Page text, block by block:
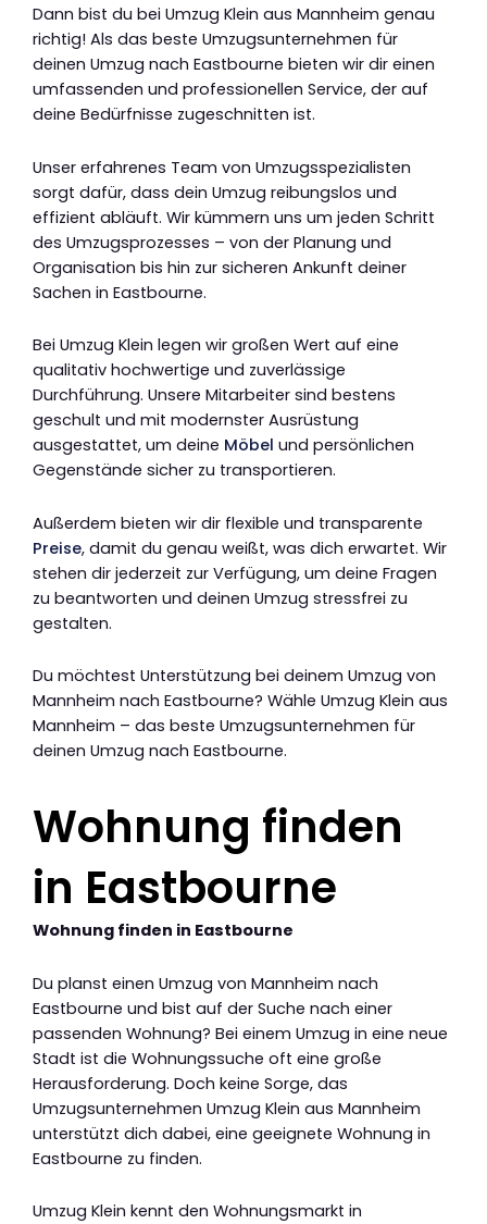
Dann bist du bei Umzug Klein aus Mannheim genau
richtig! Als das beste Umzugsunternehmen für
deinen Umzug nach Eastbourne bieten wir dir einen
umfassenden und professionellen Service, der auf
deine Bedürfnisse zugeschnitten ist.
Unser erfahrenes Team von Umzugsspezialisten
sorgt dafür, dass dein Umzug reibungslos und
effizient abläuft. Wir kümmern uns um jeden Schritt
des Umzugsprozesses – von der Planung und
Organisation bis hin zur sicheren Ankunft deiner
Sachen in Eastbourne.
Bei Umzug Klein legen wir großen Wert auf eine
qualitativ hochwertige und zuverlässige
Durchführung. Unsere Mitarbeiter sind bestens
geschult und mit modernster Ausrüstung
ausgestattet, um deine Möbel und persönlichen
Gegenstände sicher zu transportieren.
Außerdem bieten wir dir flexible und transparente
Preise, damit du genau weißt, was dich erwartet. Wir
stehen dir jederzeit zur Verfügung, um deine Fragen
zu beantworten und deinen Umzug stressfrei zu
gestalten.
Du möchtest Unterstützung bei deinem Umzug von
Mannheim nach Eastbourne? Wähle Umzug Klein aus
Mannheim – das beste Umzugsunternehmen für
deinen Umzug nach Eastbourne.
Wohnung finden
in Eastbourne
Wohnung finden in Eastbourne
Du planst einen Umzug von Mannheim nach
Eastbourne und bist auf der Suche nach einer
passenden Wohnung? Bei einem Umzug in eine neue
Stadt ist die Wohnungssuche oft eine große
Herausforderung. Doch keine Sorge, das
Umzugsunternehmen Umzug Klein aus Mannheim
unterstützt dich dabei, eine geeignete Wohnung in
Eastbourne zu finden.
Umzug Klein kennt den Wohnungsmarkt in